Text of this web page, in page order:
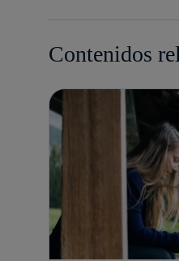
Contenidos